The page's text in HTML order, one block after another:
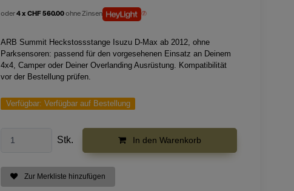
oder4 x CHF 560.00ohne Zinsen
ARB Summit Heckstossstange Isuzu D-Max ab 2012, ohne
Parksensoren: passend für den vorgesehenen Einsatz an Deinem
4x4, Camper oder Deiner Overlanding Ausrüstung. Kompatibilität
vor der Bestellung prüfen.
Verfügbar: Verfügbar auf Bestellung
Stk. In den Warenkorb
Zur Merkliste hinzufügen